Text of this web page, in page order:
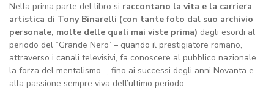
Nella prima parte del libro si raccontano la vita e la carriera
artistica di Tony Binarelli (con tante foto dal suo archivio
personale, molte delle quali mai viste prima) dagli esordi al
periodo del “Grande Nero” – quando il prestigiatore romano,
attraverso i canali televisivi, fa conoscere al pubblico nazionale
la forza del mentalismo –, fino ai successi degli anni Novanta e
alla passione sempre viva dell’ultimo periodo.